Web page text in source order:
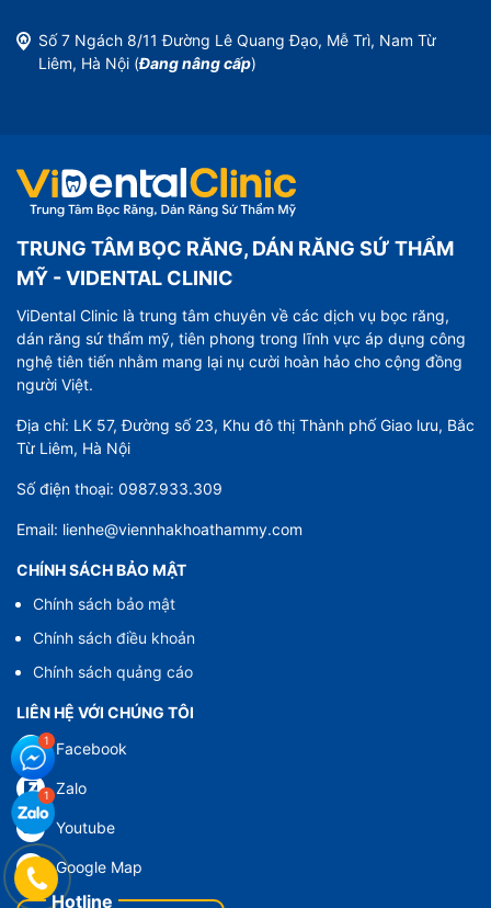
Số 7 Ngách 8/11 Đường Lê Quang Đạo, Mễ Trì, Nam Từ
Liêm, Hà Nội (Đang nâng cấp)
TRUNG TÂM BỌC RĂNG, DÁN RĂNG SỨ THẨM
MỸ - VIDENTAL CLINIC
ViDental Clinic là trung tâm chuyên về các dịch vụ bọc răng,
dán răng sứ thẩm mỹ, tiên phong trong lĩnh vực áp dụng công
nghệ tiên tiến nhằm mang lại nụ cười hoàn hảo cho cộng đồng
người Việt.
Địa chỉ: LK 57, Đường số 23, Khu đô thị Thành phố Giao lưu, Bắc
Từ Liêm, Hà Nội
Số điện thoại: 0987.933.309
Email: lienhe@viennhakhoathammy.com
CHÍNH SÁCH BẢO MẬT
Chính sách bảo mật
Chính sách điều khoản
Chính sách quảng cáo
LIÊN HỆ VỚI CHÚNG TÔI
Facebook
Zalo
Youtube
Google Map